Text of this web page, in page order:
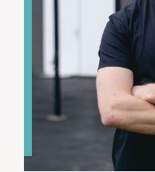
pakken. Halbe
analytische en
meten, trainen
rol spelen. Hij
sporters als
dagelijks leven
pijnvrij en met
zijn persoonlijke
van duurzame